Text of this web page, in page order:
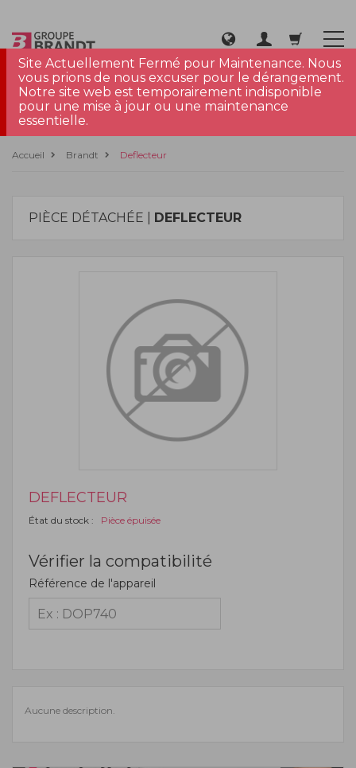
Site Actuellement Fermé pour Maintenance. Nous
vous prions de nous excuser pour le dérangement.
Notre site web est temporairement indisponible
pour une mise à jour ou une maintenance
essentielle.
Accueil Brandt Deflecteur
PIÈCE DÉTACHÉE | DEFLECTEUR
DEFLECTEUR
État du stock : Pièce épuisée
Vérifier la compatibilité
Référence de l'appareil
Aucune description.